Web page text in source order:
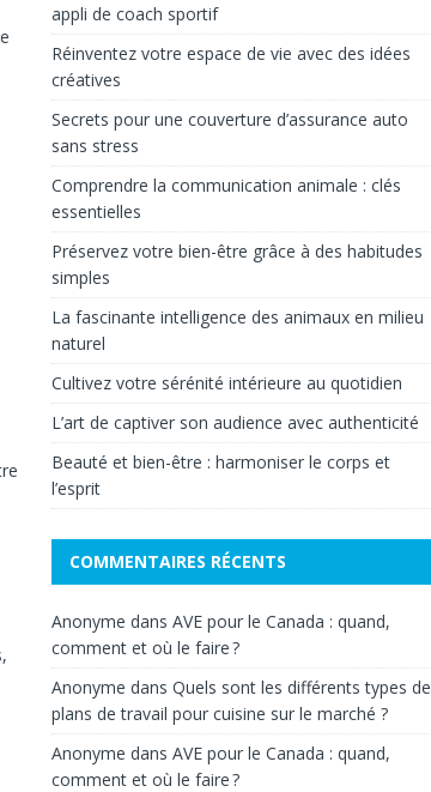
appli de coach sportif
Réinventez votre espace de vie avec des idées
créatives
Secrets pour une couverture d’assurance auto
sans stress
Comprendre la communication animale : clés
essentielles
Préservez votre bien-être grâce à des habitudes
simples
La fascinante intelligence des animaux en milieu
naturel
Cultivez votre sérénité intérieure au quotidien
L’art de captiver son audience avec authenticité
Beauté et bien-être : harmoniser le corps et
l’esprit
COMMENTAIRES RÉCENTS
Anonyme dans AVE pour le Canada : quand,
comment et où le faire ?
Anonyme dans Quels sont les différents types de
plans de travail pour cuisine sur le marché ?
Anonyme dans AVE pour le Canada : quand,
comment et où le faire ?